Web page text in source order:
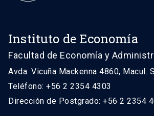
Instituto de Economía
Facultad de Economía y
Avda. Vicuña Mackenna 4860, Macul.
Teléfono: +56 2 2354 4303
Dirección de Postgrado: +56 2 2354